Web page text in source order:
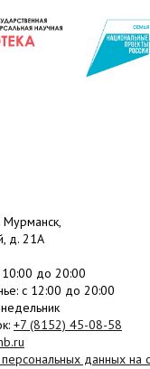
Мурманск,
д. 21А
10:00 до 20:00
: c 12:00 до 20:00
+7 (8152) 45-08-58
данных на